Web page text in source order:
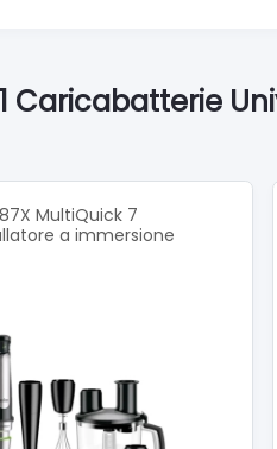
Caricabatterie
MultiQuick 7
a immersione